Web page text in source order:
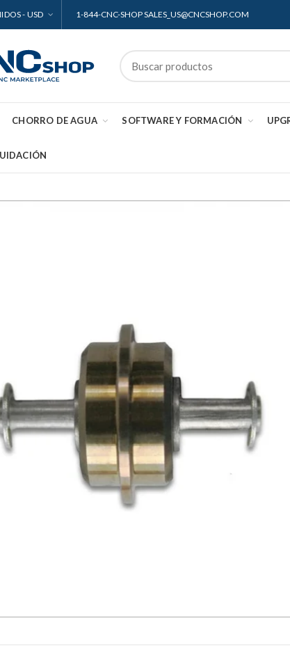
- USD 1-844-CNC-SHOP SALES_US@CNCSHOP.COM
CHORRO DE AGUA SOFTWARE Y FORMACIÓN